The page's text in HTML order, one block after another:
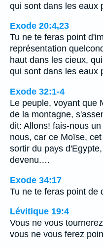
qui sont dans les eaux
Exode 20:4,23
Tu ne te feras point
représentation
haut dans les cieux,
qui sont dans les
Exode 32:1-4
Le peuple, voyant que
de la montagne,
dit: Allons! fais-nous
nous, car ce Moïse,
sortir du pays
devenu.…
Exode 34:17
Tu ne te feras point de
Lévitique 19:4
Vous ne vous
vous ne vous ferez